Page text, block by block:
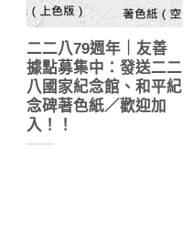
二二八79週年｜友善
據點募集中：發送二二
八國家紀念館、和平紀
念碑著色紙／歡迎加
入！！